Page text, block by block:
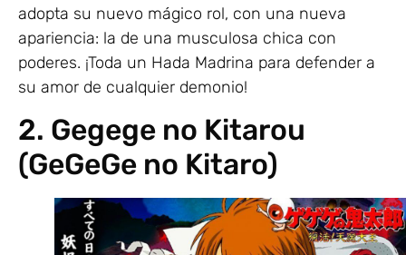
adopta su nuevo mágico rol, con una nueva
apariencia: la de una musculosa chica con
poderes. ¡Toda un Hada Madrina para defender a
su amor de cualquier demonio!
2. Gegege no Kitarou
(GeGeGe no Kitaro)